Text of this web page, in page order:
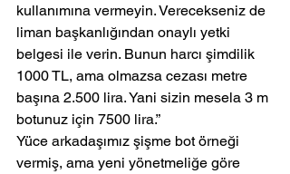
kullanımına vermeyin. Verecekseniz de
liman başkanlığından onaylı yetki
belgesi ile verin. Bunun harcı şimdilik
1000 TL, ama olmazsa cezası metre
başına 2.500 lira. Yani sizin mesela 3 m
botunuz için 7500 lira.”
Yüce arkadaşımız şişme bot örneği
vermiş, ama yeni yönetmeliğe göre